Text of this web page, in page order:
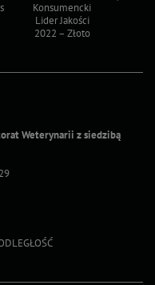
Weterynarii z siedzibą
Konsumencki
Lider Jakości
2022 – Złoto